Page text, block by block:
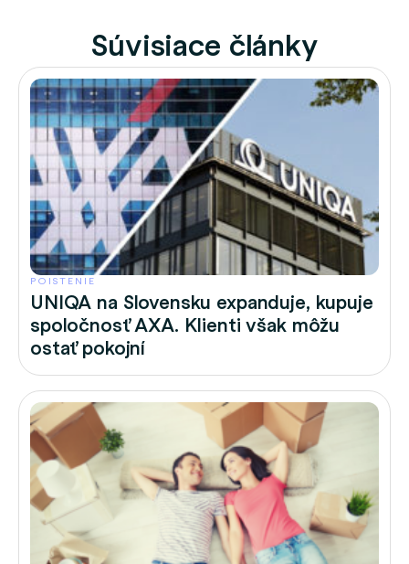
Súvisiace články
POISTENIE
UNIQA na Slovensku expanduje, kupuje
spoločnosť AXA. Klienti však môžu
ostať pokojní